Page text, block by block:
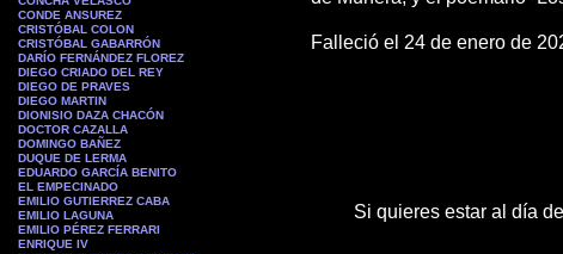
CONDE ANSUREZ
CRISTÓBAL COLON
CRISTÓBAL GABARRÓN
DARÍO FERNÁNDEZ FLOREZ
DIEGO CRIADO DEL REY
DIEGO DE PRAVES
DIEGO MARTIN
DIONISIO DAZA CHACÓN
DOCTOR CAZALLA
DOMINGO BAÑEZ
DUQUE DE LERMA
EDUARDO GARCÍA BENITO
EL EMPECINADO
EMILIO GUTIERREZ CABA
EMILIO LAGUNA
EMILIO PÉREZ FERRARI
ENRIQUE IV
Falleció el 24 de enero de
Si quieres estar al día